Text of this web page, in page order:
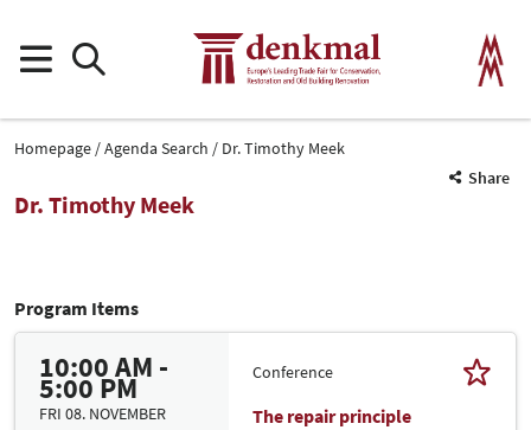
Homepage Agenda Search
Dr. Timothy Meek
Share
Dr. Timothy Meek
Program Items
10:00 AM -
5:00 PM
FRI 08. NOVEMBER
Conference
The repair principle